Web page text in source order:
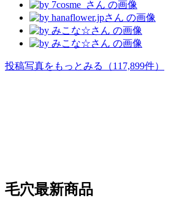
投稿写真をもっとみる （117,899件）
毛穴最新商品